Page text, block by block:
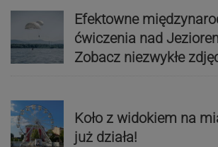
Efektowne
ćwiczenia nad
Zobacz niezwykłe
Koło z widokiem na
już działa!